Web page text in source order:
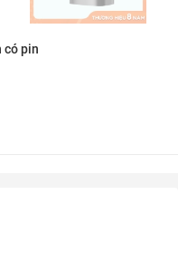
có pin